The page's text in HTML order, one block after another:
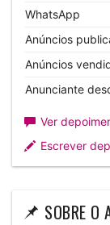
WhatsApp
Anúncios
Anúncios
Anunciante
Ver
Escrever
SOBRE O